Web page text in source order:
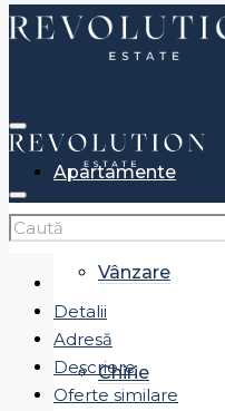
Apartamente
Vânzare
Chirie
Detalii
Adresă
Descriere
Oferte similare